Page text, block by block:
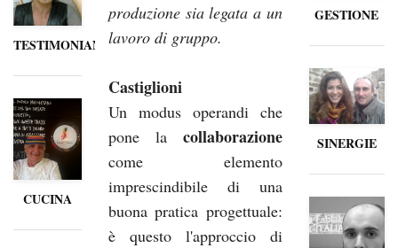
TESTIMONIANZE
CUCINA
produzione sia legata a un
lavoro di gruppo.
Castiglioni
Un modus operandi che
pone la collaborazione
come elemento
imprescindibile di una
buona pratica progettuale:
è questo l'approccio di
GESTIONE
SINERGIE